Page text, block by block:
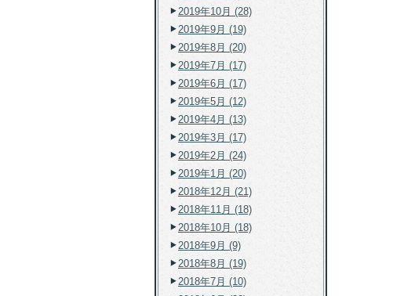
2019年10月 (28)
2019年9月 (19)
2019年8月 (20)
2019年7月 (17)
2019年6月 (17)
2019年5月 (12)
2019年4月 (13)
2019年3月 (17)
2019年2月 (24)
2019年1月 (20)
2018年12月 (21)
2018年11月 (18)
2018年10月 (18)
2018年9月 (9)
2018年8月 (19)
2018年7月 (10)